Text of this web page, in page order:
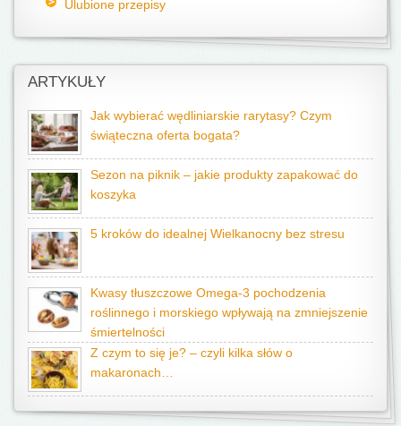
Ulubione przepisy
ARTYKUŁY
Jak wybierać wędliniarskie rarytasy? Czym
świąteczna oferta bogata?
Sezon na piknik – jakie produkty zapakować do
koszyka
5 kroków do idealnej Wielkanocny bez stresu
Kwasy tłuszczowe Omega-3 pochodzenia
roślinnego i morskiego wpływają na zmniejszenie
śmiertelności
Z czym to się je? – czyli kilka słów o
makaronach…